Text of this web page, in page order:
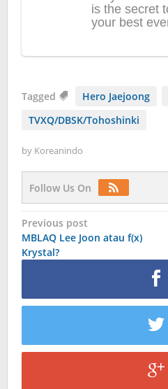
Tagged Hero Jaejoong
TVXQ/DBSK/Tohoshinki
by Koreanindo
Follow Us On
Post
navigation
Previous post
MBLAQ Lee Joon atau f(x)
Krystal?